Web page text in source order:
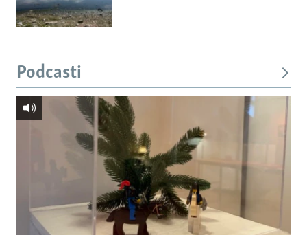
Podcasti